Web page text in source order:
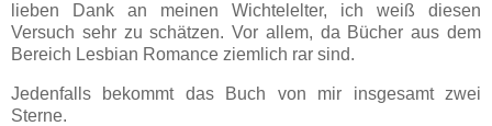
lieben Dank an meinen Wichtelelter, ich weiß diesen
Versuch sehr zu schätzen. Vor allem, da Bücher aus dem
Bereich Lesbian Romance ziemlich rar sind.
Jedenfalls bekommt das Buch von mir insgesamt zwei
Sterne.